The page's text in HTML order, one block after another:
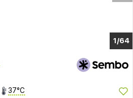
1/56
37°C